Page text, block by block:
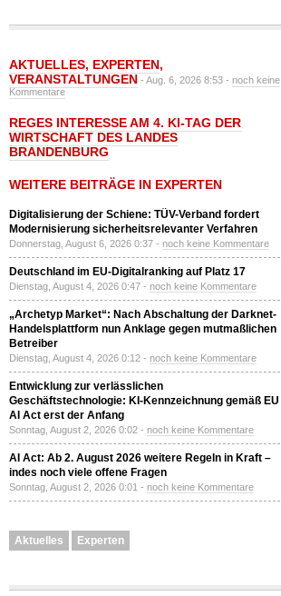
AKTUELLES, EXPERTEN,
VERANSTALTUNGEN - Aug. 6, 2026 8:53 - noch keine
Kommentare
REGES INTERESSE AM 4. KI-TAG DER
WIRTSCHAFT DES LANDES
BRANDENBURG
WEITERE BEITRÄGE IN EXPERTEN
Digitalisierung der Schiene: TÜV-Verband fordert
Modernisierung sicherheitsrelevanter Verfahren
Donnerstag, August 6, 2026 0:37 - noch keine Kommentare
Deutschland im EU-Digitalranking auf Platz 17
Dienstag, August 4, 2026 0:47 - noch keine Kommentare
„Archetyp Market“: Nach Abschaltung der Darknet-
Handelsplattform nun Anklage gegen mutmaßlichen
Betreiber
Dienstag, August 4, 2026 0:12 - noch keine Kommentare
Entwicklung zur verlässlichen
Geschäftstechnologie: KI-Kennzeichnung gemäß EU
AI Act erst der Anfang
Sonntag, August 2, 2026 0:02 - noch keine Kommentare
AI Act: Ab 2. August 2026 weitere Regeln in Kraft –
indes noch viele offene Fragen
Sonntag, August 2, 2026 0:01 - noch keine Kommentare
Aktuelles Experten